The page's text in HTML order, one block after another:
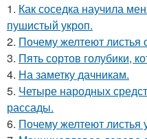
1. Как соседка научила
пушистый укроп.
2. Почему желтеют листья
3. Пять сортов голубики,
4. На заметку дачникам.
5. Четыре народных
рассады.
6. Почему желтеют листья